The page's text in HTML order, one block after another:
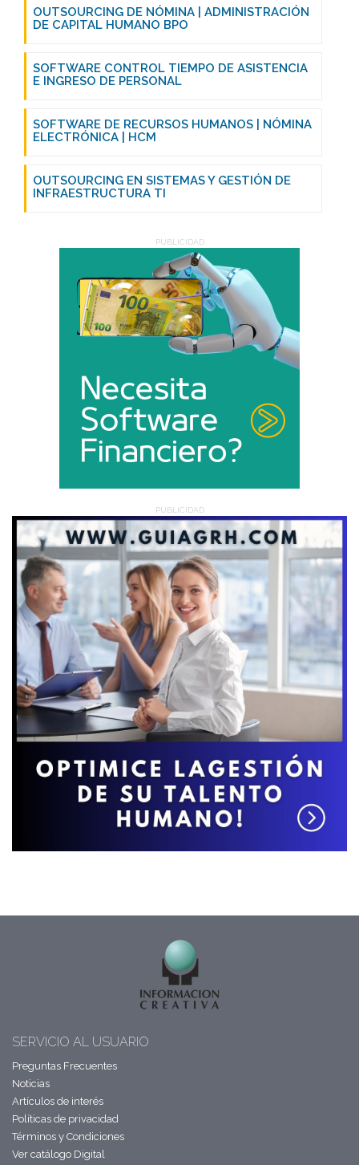
Enviar
OUTSOURCING DE NÓMINA | ADMINISTRACIÓN
DE CAPITAL HUMANO BPO
SOFTWARE CONTROL TIEMPO DE ASISTENCIA
E INGRESO DE PERSONAL
SOFTWARE DE RECURSOS HUMANOS | NÓMINA
ELECTRÓNICA | HCM
OUTSOURCING EN SISTEMAS Y GESTIÓN DE
INFRAESTRUCTURA TI
PUBLICIDAD
PUBLICIDAD
SERVICIO AL USUARIO
Preguntas Frecuentes
Noticias
Artículos de interés
Políticas de privacidad
Términos y Condiciones
Ver catálogo Digital